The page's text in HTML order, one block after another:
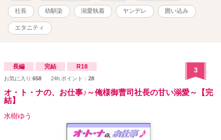
社長 幼馴染 溺愛執着 ヤンデレ 囲い込み
エタニティ
長編 完結 R18
お気に入り:658 24h.ポイント： 28
3
オ・ト・ナの、お仕事♪～俺様御曹司社長の甘い溺愛～【完
結】
水樹ゆう